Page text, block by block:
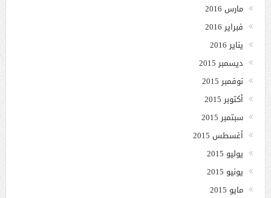
مارس 2016
فبراير 2016
يناير 2016
ديسمبر 2015
نوفمبر 2015
أكتوبر 2015
سبتمبر 2015
أغسطس 2015
يوليو 2015
يونيو 2015
مايو 2015